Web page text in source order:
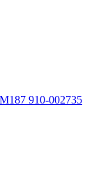
910-002735